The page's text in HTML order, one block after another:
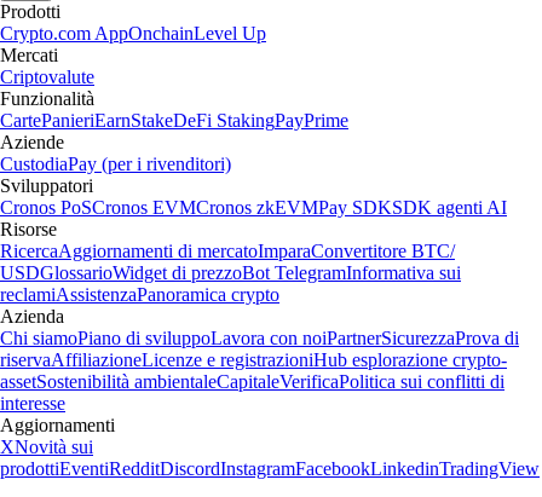
Prodotti
Crypto.com AppOnchainLevel Up
Mercati
Criptovalute
Funzionalità
CartePanieriEarnStakeDeFi StakingPayPrime
Aziende
CustodiaPay (per i rivenditori)
Sviluppatori
Cronos PoSCronos EVMCronos zkEVMPay SDKSDK agenti AI
Risorse
RicercaAggiornamenti di mercatoImparaConvertitore BTC/
USDGlossarioWidget di prezzoBot TelegramInformativa sui
reclamiAssistenzaPanoramica crypto
Azienda
Chi siamoPiano di sviluppoLavora con noiPartnerSicurezzaProva di
riservaAffiliazioneLicenze e registrazioniHub esplorazione crypto-
assetSostenibilità ambientaleCapitaleVerificaPolitica sui conflitti di
interesse
Aggiornamenti
XNovità sui
prodottiEventiRedditDiscordInstagramFacebookLinkedinTradingView